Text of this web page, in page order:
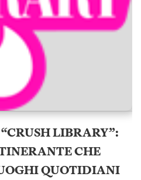
LIBRARY”:
CHE
QUOTIDIANI